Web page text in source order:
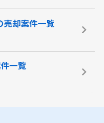
売却案件一覧
一覧